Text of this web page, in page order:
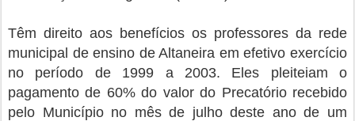
Têm direito aos benefícios os professores da rede
municipal de ensino de Altaneira em efetivo exercício
no período de 1999 a 2003. Eles pleiteiam o
pagamento de 60% do valor do Precatório recebido
pelo Município no mês de julho deste ano de um